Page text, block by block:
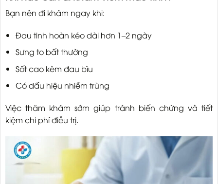
Bạn nên đi khám ngay khi:
Đau tinh hoàn kéo dài hơn 1–2 ngày
Sưng to bất thường
Sốt cao kèm đau bìu
Có dấu hiệu nhiễm trùng
Việc thăm khám sớm giúp tránh biến chứng và tiết
kiệm chi phí điều trị.